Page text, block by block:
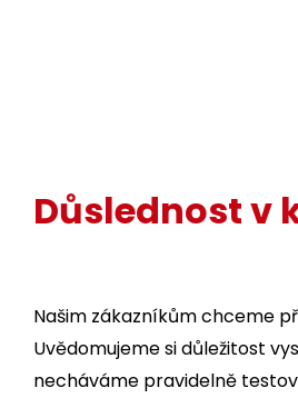
Důslednost v
Našim zákazníkům chceme
Uvědomujeme si důležitost
necháváme pravidelně